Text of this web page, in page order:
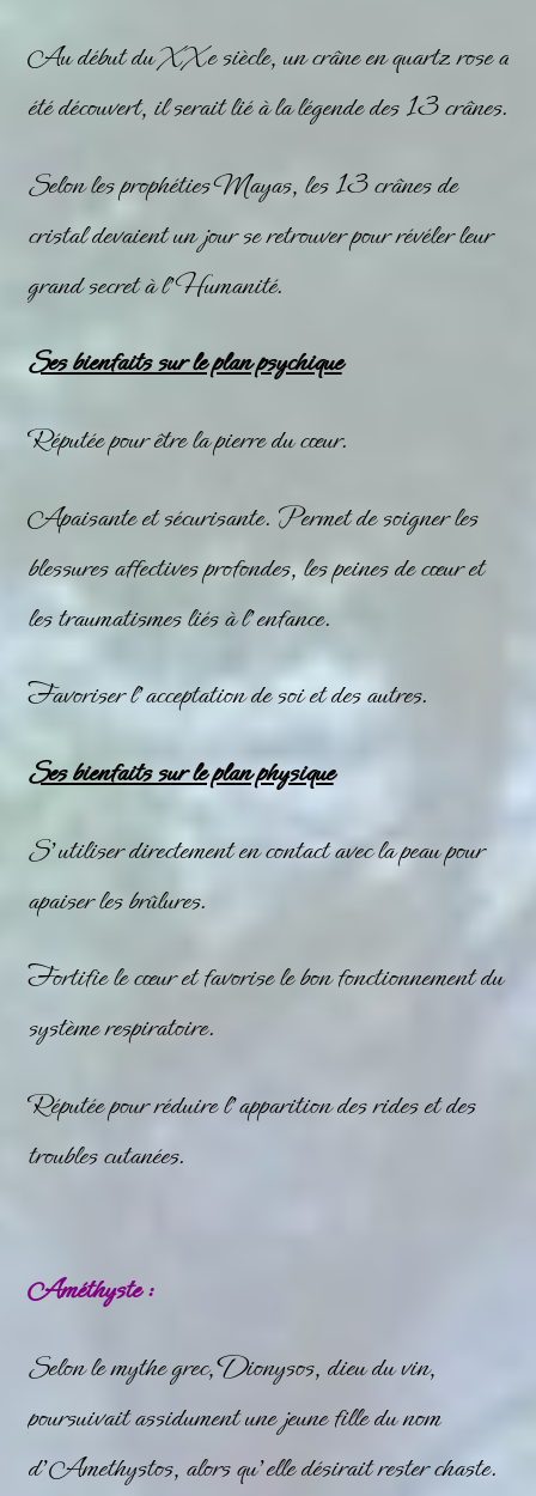
Au début du XXe siècle, un crâne en quartz rose a
été découvert, il serait lié à la légende des 13 crânes.
Selon les prophéties Mayas, les 13 crânes de
cristal devaient un jour se retrouver pour révéler leur
grand secret à l’Humanité.
Ses bienfaits sur le plan psychique
Réputée pour être la pierre du cœur.
Apaisante et sécurisante. Permet de soigner les
blessures affectives profondes, les peines de cœur et
les traumatismes liés à l’enfance.
Favoriser l’acceptation de soi et des autres.
Ses bienfaits sur le plan physique
S’utiliser directement en contact avec la peau pour
apaiser les brûlures.
Fortifie le cœur et favorise le bon fonctionnement du
système respiratoire.
Réputée pour réduire l’apparition des rides et des
troubles cutanées.
Améthyste :
Selon le mythe grec, Dionysos, dieu du vin,
poursuivait assidument une jeune fille du nom
d’Amethystos, alors qu’elle désirait rester chaste.